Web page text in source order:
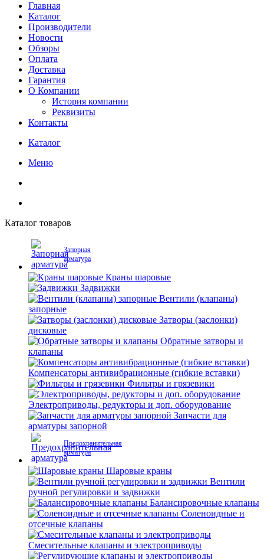
Главная
Каталог
Производители
Новости
Обзоры
Оплата
Доставка
Гарантия
О Компании
История компании
Реквизиты
Контакты
Каталог
Меню
Каталог товаров
Запорная
арматура
Краны шаровые
Задвижки
Вентили (клапаны)
запорные
Затворы (заслонки)
дисковые
Обратные затворы и
клапаны
Компенсаторы антивибрационные (гибкие вставки)
Фильтры и грязевики
Электроприводы, редукторы и доп. оборудование
Запчасти для
арматуры запорной
Предохранительная
арматура
Шаровые краны
Вентили
ручной регулировки и задвижки
Балансировочные клапаны
Соленоидные и
отсечные клапаны
Смесительные клапаны и электроприводы